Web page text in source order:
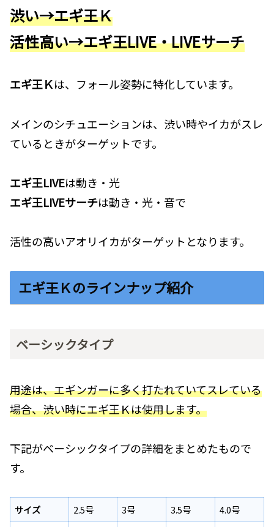
渋い→エギ王Ｋ
活性高い→エギ王LIVE・LIVEサーチ
エギ王Ｋは、フォール姿勢に特化しています。
メインのシチュエーションは、渋い時やイカがスレ
ているときがターゲットです。
エギ王LIVEは動き・光
エギ王LIVEサーチは動き・光・音で
活性の高いアオリイカがターゲットとなります。
エギ王Ｋのラインナップ紹介
ベーシックタイプ
用途は、エギンガーに多く打たれていてスレている
場合、渋い時にエギ王Ｋは使用します。
下記がベーシックタイプの詳細をまとめたもので
す。
サイズ 2.5号 3号 3.5号
4.0号